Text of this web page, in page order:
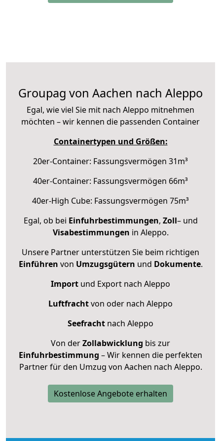
Groupag von Aachen nach Aleppo
Egal, wie viel Sie mit nach Aleppo mitnehmen
möchten – wir kennen die passenden Container
Containertypen und Größen:
20er-Container: Fassungsvermögen 31m³
40er-Container: Fassungsvermögen 66m³
40er-High Cube: Fassungsvermögen 75m³
Egal, ob bei Einfuhrbestimmungen, Zoll– und
Visabestimmungen in Aleppo.
Unsere Partner unterstützen Sie beim richtigen
Einführen von Umzugsgütern und Dokumente.
Import und Export nach Aleppo
Luftfrachtvon oder nach Aleppo
Seefracht nach Aleppo
Von derZollabwicklung bis zur
Einfuhrbestimmung – Wir kennen die perfekten
Partner für den Umzug von Aachen nach Aleppo.
Kostenlose Angebote erhalten